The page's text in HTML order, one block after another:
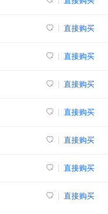
直接购买
直接购买
直接购买
直接购买
直接购买
直接购买
直接购买